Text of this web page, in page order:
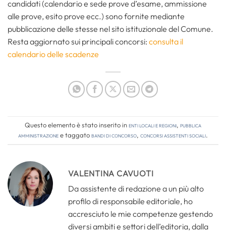
candidati (calendario e sede prove d’esame, ammissione
alle prove, esito prove ecc.) sono fornite mediante
pubblicazione delle stesse nel sito istituzionale del Comune.
Resta aggiornato sui principali concorsi: consulta il
calendario delle scadenze
Questo elemento è stato inserito inEnti locali e regioni, Pubblica
amministrazionee taggatobandi di concorso, concorsi assistenti sociali.
VALENTINA CAVUOTI
Da assistente di redazione a un più alto
profilo di responsabile editoriale, ho
accresciuto le mie competenze gestendo
diversi ambiti e settori dell’editoria, dalla